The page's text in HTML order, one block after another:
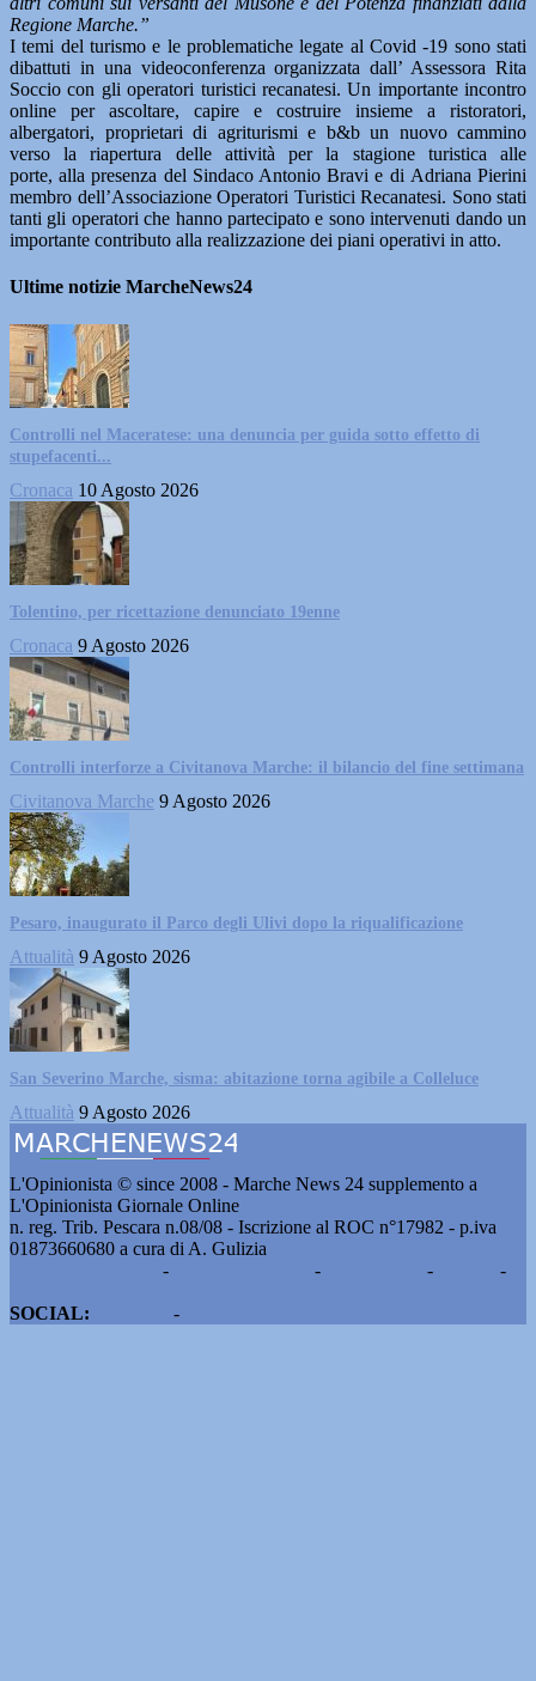
Regione Marche.”
I temi del turismo e le problematiche legate al Covid -19 sono stati
dibattuti in una videoconferenza organizzata dall’ Assessora Rita
Soccio con gli operatori turistici recanatesi. Un importante incontro
online per ascoltare, capire e costruire insieme a ristoratori,
albergatori, proprietari di agriturismi e b&b un nuovo cammino
verso la riapertura delle attività per la stagione turistica alle
porte, alla presenza del Sindaco Antonio Bravi e di Adriana Pierini
membro dell’Associazione Operatori Turistici Recanatesi. Sono stati
tanti gli operatori che hanno partecipato e sono intervenuti dando un
importante contributo alla realizzazione dei piani operativi in atto.
Ultime notizie MarcheNews24
Controlli nel Maceratese: una denuncia per guida sotto effetto di
stupefacenti...
Cronaca 10 Agosto 2026
Tolentino, per ricettazione denunciato 19enne
Cronaca 9 Agosto 2026
Controlli interforze a Civitanova Marche: il bilancio del fine settimana
Civitanova Marche 9 Agosto 2026
Pesaro, inaugurato il Parco degli Ulivi dopo la riqualificazione
Attualità 9 Agosto 2026
San Severino Marche, sisma: abitazione torna agibile a Colleluce
Attualità 9 Agosto 2026
L'Opinionista © since 2008 - Marche News 24 supplemento a
L'Opinionista Giornale Online
n. reg. Trib. Pescara n.08/08 - Iscrizione al ROC n°17982 - p.iva
01873660680 a cura di A. Gulizia
- - -
-
SOCIAL:
-